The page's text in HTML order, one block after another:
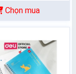
Chọn mua